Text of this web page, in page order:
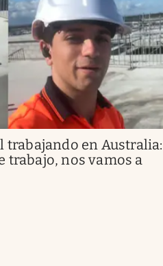
trabajando en Australia:
trabajo, nos vamos a